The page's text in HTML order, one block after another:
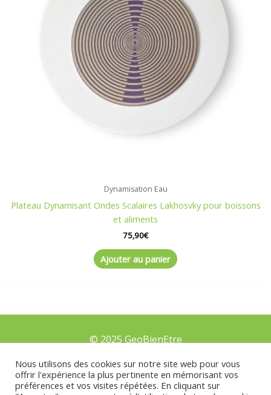
Dynamisation Eau
Plateau Dynamisant Ondes Scalaires Lakhosvky pour boissons
et aliments
75,90€
Ajouter au panier
© 2025 GeoBienEtre
Nous utilisons des cookies sur notre site web pour vous
offrir l'expérience la plus pertinente en mémorisant vos
préférences et vos visites répétées. En cliquant sur